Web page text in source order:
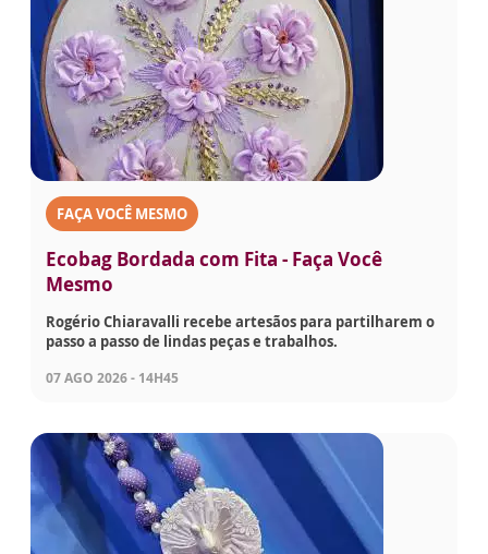
FAÇA VOCÊ MESMO
Ecobag Bordada com Fita - Faça Você
Mesmo
Rogério Chiaravalli recebe artesãos para partilharem o
passo a passo de lindas peças e trabalhos.
07 AGO 2026 - 14H45